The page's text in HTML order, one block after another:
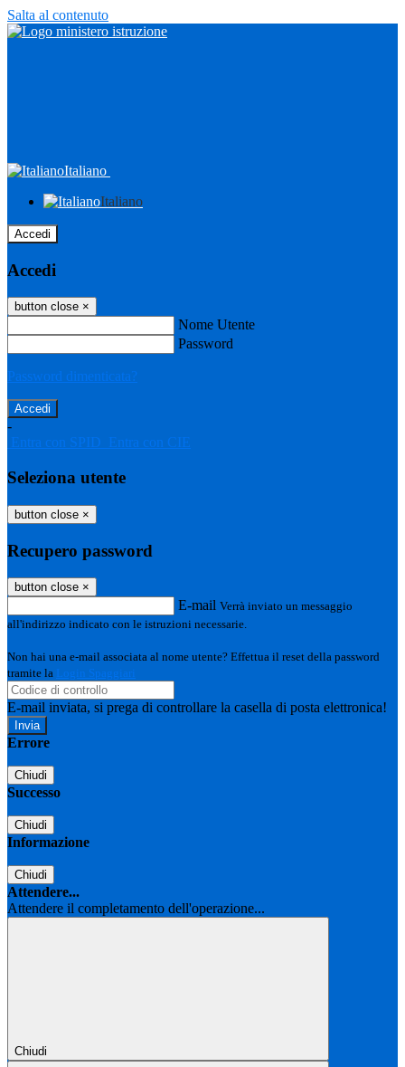
Salta al contenuto
Italiano
Italiano
Accedi
Accedi
button close ×
Nome Utente
Password
Password dimenticata?
-
Entra con SPID
Entra con CIE
Seleziona utente
button close ×
Recupero password
button close ×
E-mail Verrà inviato un messaggio
all'indirizzo indicato con le istruzioni necessarie.
Non hai una e-mail associata al nome utente? Effettua il reset della password
tramite la Login Spaggiari
E-mail inviata, si prega di controllare la casella di posta elettronica!
Errore
Chiudi
Successo
Chiudi
Informazione
Chiudi
Attendere...
Attendere il completamento dell'operazione...
Chiudi